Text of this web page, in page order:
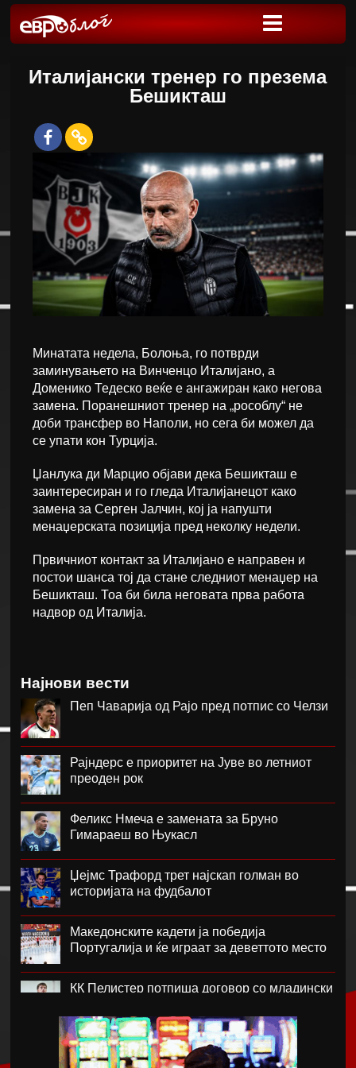
Италијански тренер го презема
Бешикташ
Минатата недела, Болоња, го потврди
заминувањето на Винченцо Италијано, а
Доменико Тедеско веќе е ангажиран како негова
замена. Поранешниот тренер на „рособлу“ не
доби трансфер во Наполи, но сега би можел да
се упати кон Турција.
Џанлука ди Марцио објави дека Бешикташ е
заинтересиран и го гледа Италијанецот како
замена за Серген Јалчин, кој ја напушти
менаџерската позиција пред неколку недели.
Првичниот контакт за Италијано е направен и
постои шанса тој да стане следниот менаџер на
Бешикташ. Тоа би била неговата прва работа
надвор од Италија.
Најнови вести
Пеп Чаварија од Рајо пред потпис со Челзи
Рајндерс е приоритет на Јуве во летниот
преоден рок
Феликс Нмеча е замената за Бруно
Гимараеш во Њукасл
Џејмс Трафорд трет најскап голман во
историјата на фудбалот
Македонските кадети ја победија
Португалија и ќе играат за деветтото место
КК Пелистер потпиша договор со младински
Магнес Аклиуш официјално претставен во
Париз